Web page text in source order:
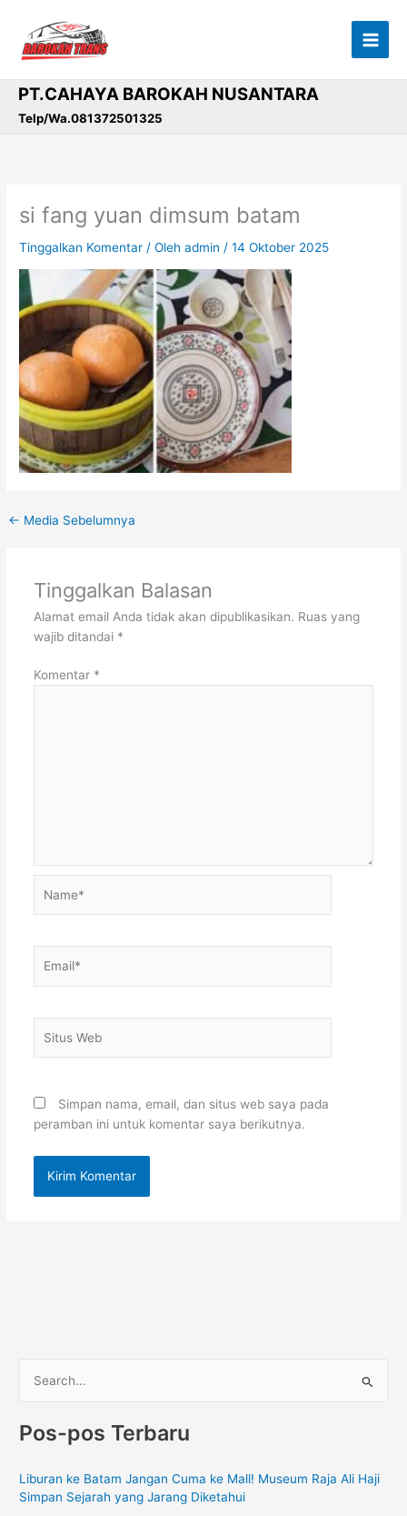
konten
PT.CAHAYA BAROKAH NUSANTARA
Telp/Wa.081372501325
si fang yuan dimsum batam
Tinggalkan Komentar / Olehadmin /14 Oktober 2025
← Media Sebelumnya
Tinggalkan Balasan
Alamat email Anda tidak akan dipublikasikan. Ruas yang
wajib ditandai *
Komentar *
Web
Simpan nama, email, dan situs web saya pada
peramban ini untuk komentar saya berikutnya.
r
u
n
Pos-pos Terbaru
Liburan ke Batam Jangan Cuma ke Mall! Museum Raja Ali Haji
Simpan Sejarah yang Jarang Diketahui